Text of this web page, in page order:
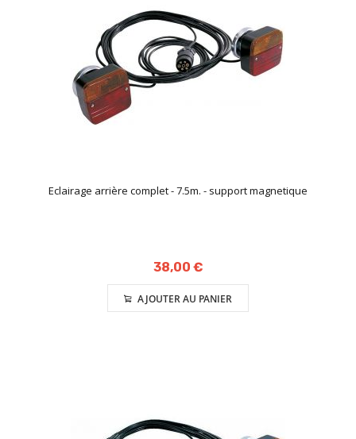
Eclairage arrière complet - 7.5m. - support magnetique
38,00 €
AJOUTER AU PANIER